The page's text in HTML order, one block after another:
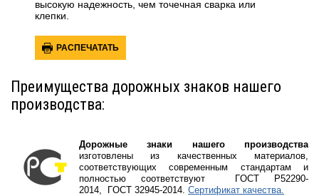
высокую надежность, чем точечная сварка или
клепки.
РАСПЕЧАТАТЬ
Преимущества дорожных знаков нашего
производства:
Дорожные знаки нашего производства
изготовлены из качественных материалов,
соответствующих современным стандартам и
полностью соответствуют
ГOCT P52290-
2014, ГOCT 32945-2014. Сертификат качества.